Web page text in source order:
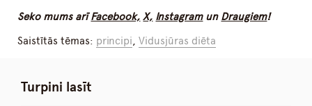
Seko mums arīFacebook, X, Instagramun Draugiem!
Saistītās tēmas: principi,Vidusjūras diēta
Turpini lasīt